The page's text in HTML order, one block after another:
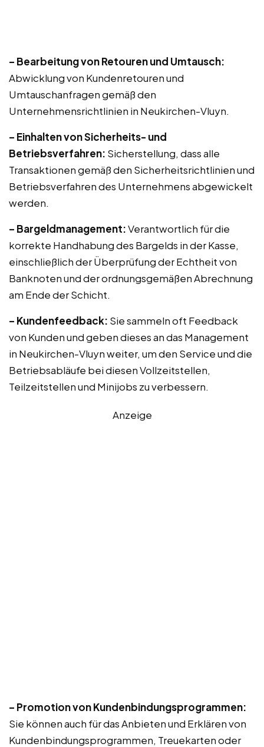
– Bearbeitung von Retouren und Umtausch:
Abwicklung von Kundenretouren und
Umtauschanfragen gemäß den
Unternehmensrichtlinien in Neukirchen-Vluyn.
– Einhalten von Sicherheits- und
Betriebsverfahren: Sicherstellung, dass alle
Transaktionen gemäß den Sicherheitsrichtlinien und
Betriebsverfahren des Unternehmens abgewickelt
werden.
– Bargeldmanagement:Verantwortlich für die
korrekte Handhabung des Bargelds in der Kasse,
einschließlich der Überprüfung der Echtheit von
Banknoten und der ordnungsgemäßen Abrechnung
am Ende der Schicht.
– Kundenfeedback: Sie sammeln oft Feedback
von Kunden und geben dieses an das Management
in Neukirchen-Vluyn weiter, um den Service und die
Betriebsabläufe bei diesen Vollzeitstellen,
Teilzeitstellen und Minijobs zu verbessern.
Anzeige
– Promotion von Kundenbindungsprogrammen:
Sie können auch für das Anbieten und Erklären von
Kundenbindungsprogrammen, Treuekarten oder